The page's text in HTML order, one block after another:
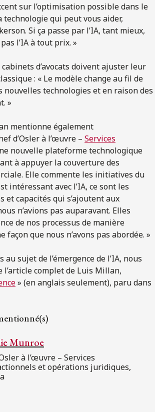
sur l’optimisation possible dans le
technologie qui peut vous aider,
Si ça passe par l’IA, tant mieux,
l’IA à tout prix. »
d’avocats doivent ajuster leur
: « Le modèle change au fil de
nouvelles technologies et en raison des
»
mentionne également
d’Osler à l’œuvre – Services
nouvelle plateforme technologique
à appuyer la couverture des
Elle commente les initiatives du
intéressant avec l’IA, ce sont les
et capacités qui s’ajoutent aux
n’avions pas auparavant. Elles
de nos processus de manière
façon que nous n’avons pas abordée. »
sujet de l’émergence de l’IA, nous
complet de Luis Millan,
» (en anglais seulement), paru dans
Munroe
à l’œuvre – Services
et opérations juridiques,